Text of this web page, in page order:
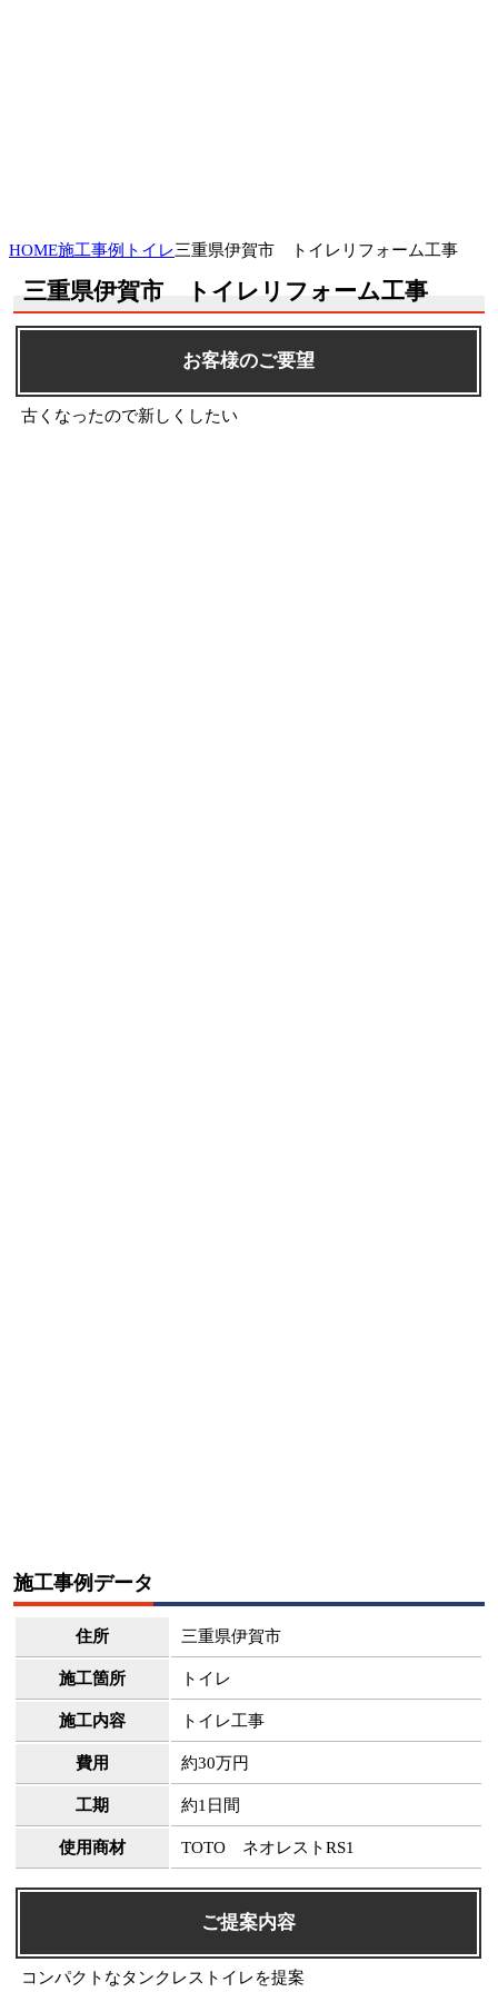
HOME施工事例 トイレ三重県伊賀市 トイレリフォーム工事
三重県伊賀市 トイレリフォーム工事
お客様のご要望
古くなったので新しくしたい
施工事例データ
住所 三重県伊賀市
施工箇所 トイレ
施工内容 トイレ工事
費用 約30万円
工期 約1日間
使用商材 TOTO ネオレストRS1
ご提案内容
コンパクトなタンクレストイレを提案